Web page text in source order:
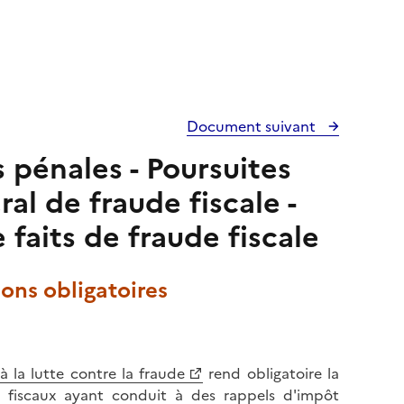
Document suivant
- Poursuites
de fraude fiscale -
de fraude fiscale
obligatoires
la lutte contre la fraude
rend obligatoire la
ayant conduit à des rappels d'impôt